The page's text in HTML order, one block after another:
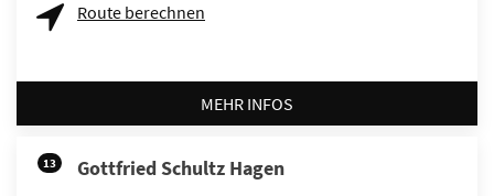
Route berechnen
MEHR INFOS
13 Gottfried Schultz Hagen